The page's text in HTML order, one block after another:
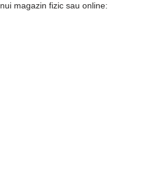
magazin fizic sau online: